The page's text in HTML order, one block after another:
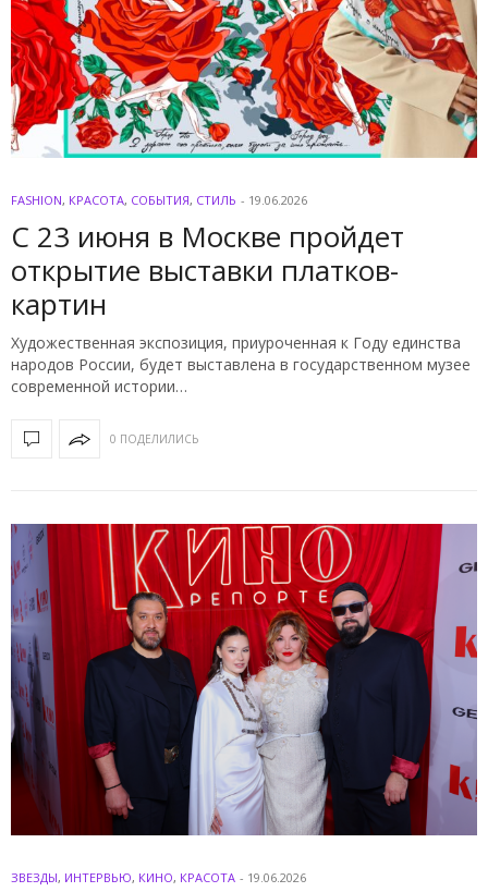
FASHION, КРАСОТА, СОБЫТИЯ, СТИЛЬ - 19.06.2026
С 23 июня в Москве пройдет
открытие выставки платков-
картин
Художественная экспозиция, приуроченная к Году единства
народов России, будет выставлена в государственном музее
современной истории…
0 ПОДЕЛИЛИСЬ
ЗВЕЗДЫ, ИНТЕРВЬЮ, КИНО, КРАСОТА - 19.06.2026